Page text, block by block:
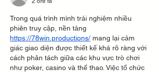
Trong quá trình mình trải nghiệm nhiều
phiên truy cập, nền tảng
https://78win.productions/ mang lại cảm
giác giao diện được thiết kế khá rõ ràng với
cách phân tách giữa các khu vực trò chơi
như poker, casino và thể thao. Việc tổ chức